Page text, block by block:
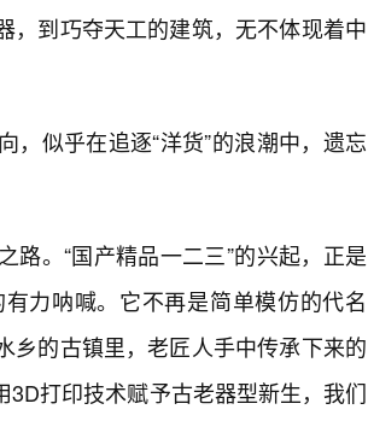
，到巧夺天工的建筑，无不体现着中
似乎在追逐“洋货”的浪潮中，遗忘
。“国产精品一二三”的兴起，正是
力呐喊。它不再是简单模仿的代名
乡的古镇里，老匠人手中传承下来的
打印技术赋予古老器型新生，我们